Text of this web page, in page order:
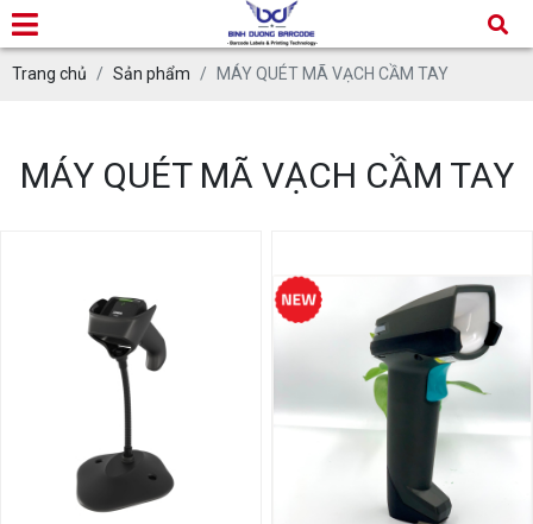
Trang chủ Sản phẩm MÁY QUÉT MÃ VẠCH CẦM TAY
MÁY QUÉT MÃ VẠCH CẦM TAY